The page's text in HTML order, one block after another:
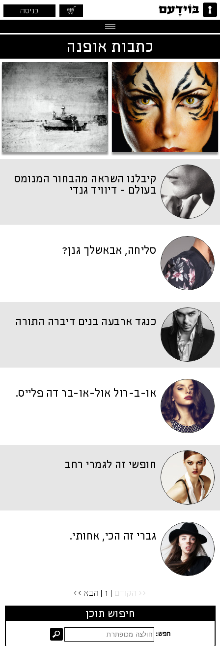
כניסה
כתבות אופנה
קיבלנו השראה מהבחור המנומס
בעולם - דיוויד גנדי
סליחה, אבאשלך גנן?
כנגד ארבעה בנים דיברה התורה
או-ב-רול אול-או-בר דה פלייס.
חופשי זה לגמרי רחב
גברי זה הכי, אחותי.
<< הקודם הבא >>
חיפוש תוכן
חפש: